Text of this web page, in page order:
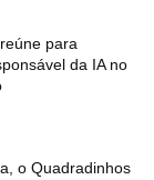
para
da IA no
o Quadradinhos